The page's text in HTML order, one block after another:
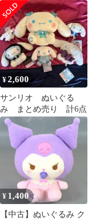
ウェイドールBIGタイ
プ2
¥2,600
サンリオ ぬいぐる
み まとめ売り 計6点
¥ 1,400
【中古】ぬいぐるみ ク